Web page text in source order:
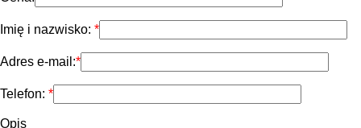
Imię i nazwisko:
Adres e-mail:
Telefon:
Opis